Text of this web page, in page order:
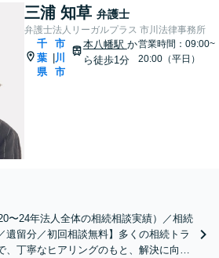
三浦 知草 弁護士
弁護士法人リーガルプラス 市川法律事務所
千
葉
県
市
川
市
本八幡駅 か
ら徒歩1分
営業時間：09:00~
20:00（平日）
〜24年法人全体の相続相談実績）／相続
遺留分／初回相談無料】多くの相続トラ
丁寧なヒアリングのもと、解決に向け